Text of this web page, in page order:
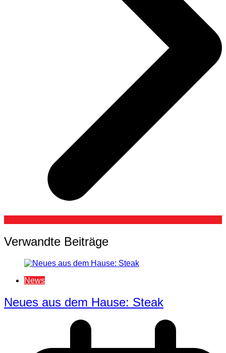
Verwandte Beiträge
News
Neues aus dem Hause: Steak